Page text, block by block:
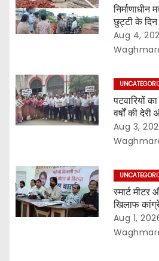
i
o
छुट्टी के दिन
मौत,, सुरक्षा
Aug 4,
पटवारियों
वर्षों की
संघ ने कलेक्टर
मांग…
Aug 3,
स्मार्ट
खिलाफ
2 अगस्त से
और 400
Aug 1,